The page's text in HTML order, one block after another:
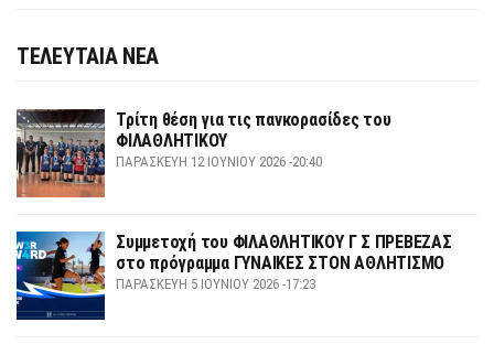
ΤΕΛΕΥΤΑΙΑ ΝΕΑ
Τρίτη θέση για τις πανκορασίδες του
ΦΙΛΑΘΛΗΤΙΚΟΥ
ΠΑΡΑΣΚΕΥΉ 12 ΙΟΥΝΊΟΥ 2026 -20:40
Συμμετοχή του ΦΙΛΑΘΛΗΤΙΚΟΥ Γ Σ ΠΡΕΒΕΖΑΣ
στο πρόγραμμα ΓΥΝΑΙΚΕΣ ΣΤΟΝ ΑΘΛΗΤΙΣΜΟ
ΠΑΡΑΣΚΕΥΉ 5 ΙΟΥΝΊΟΥ 2026 -17:23